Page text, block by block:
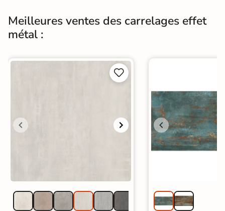
Carrelage sol cuisine
Carrelage salon moderne
Carrelage Chambre
Meilleures ventes des carrelages effet
métal :

